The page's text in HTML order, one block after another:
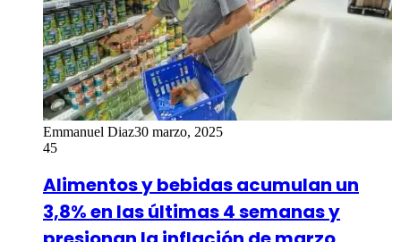
Emmanuel Diaz30 marzo, 2025
45
Alimentos y bebidas acumulan un
3,8% en las últimas 4 semanas y